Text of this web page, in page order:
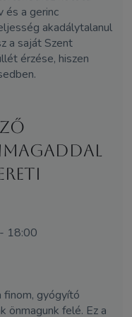
és a gerinc
akadálytalanul
a saját Szent
érzése, hiszen
18:00
gyógyító
önmagunk felé. Ez a